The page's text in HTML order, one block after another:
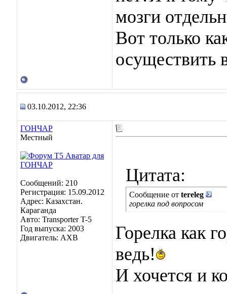
мозги
Вот только
осуществить
03.10.2012, 22:36
ГОНЧАР
Местный
Сообщений: 210
Регистрация: 15.09.2012
Адрес: Казахстан.
Караганда
Авто: Transporter T-5
Год выпуска: 2003
Двигатель: AXB
Цитата:
Сообщение от tereleg
горелка под вопросом
Горелка как
ведь!
И хочется и